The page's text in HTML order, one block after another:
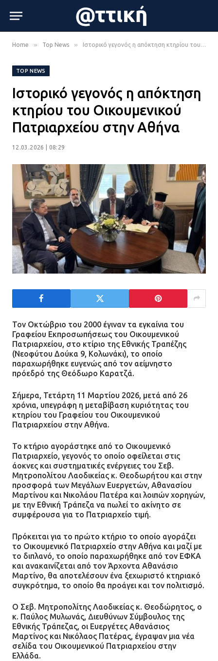
Home » Top News » Ιστορικό γεγονός η απόκτηση κτηρίου του Οικουμενικού Πατριαρχείου στην Αθήνα
TOP NEWS
Ιστορικό γεγονός η απόκτηση
κτηρίου του Οικουμενικού
Πατριαρχείου στην Αθήνα
12.03.2026 | 08:29
Τον Οκτώβριο του 2000 έγιναν τα εγκαίνια του
Γραφείου Εκπροσωπήσεως του Οικουμενικού
Πατριαρχείου, στο κτίριο της Εθνικής Τραπέζης
(Νεοφύτου Δούκα 9, Κολωνάκι), το οποίο
παραχωρήθηκε ευγενώς από τον αείμνηστο
πρόεδρό της Θεόδωρο Καρατζά.
Σήμερα, Τετάρτη 11 Μαρτίου 2026, μετά από 26
χρόνια, υπεγράφη η μεταβίβαση κυριότητας του
κτηρίου του Γραφείου του Οικουμενικού
Πατριαρχείου στην Αθήνα.
Το κτήριο αγοράστηκε από το Οικουμενικό
Πατριαρχείο, γεγονός το οποίο οφείλεται στις
άοκνες και συστηματικές ενέργειες του Σεβ.
Μητροπολίτου Λαοδικείας κ. Θεοδωρήτου και στην
προσφορά των Μεγάλων Ευεργετών, Αθανασίου
Μαρτίνου και Νικολάου Πατέρα και λοιπών χορηγών,
με την Εθνική Τράπεζα να πωλεί το ακίνητο σε
συμφέρουσα για το Πατριαρχείο τιμή.
Πρόκειται για το πρώτο κτήριο το οποίο αγοράζει
το Οικουμενικό Πατριαρχείο στην Αθήνα και μαζί με
το διπλανό, το οποίο παραχωρήθηκε από τον ΕΦΚΑ
και ανακαινίζεται από τον Άρχοντα Αθανάσιο
Μαρτίνο, θα αποτελέσουν ένα ξεχωριστό κτηριακό
συγκρότημα, το οποίο θα προάγει και τον πολιτισμό.
Ο Σεβ. Μητροπολίτης Λαοδικείας κ. Θεοδώρητος, ο
κ. Παύλος Μυλωνάς, ∆ιευθύνων Σύµβουλος της
Εθνικής Τράπεζας, οι Ευεργέτες Αθανάσιος
Μαρτίνος και Νικόλαος Πατέρας, έγραψαν μια νέα
σελίδα του Οικουμενικού Πατριαρχείου στην
Ελλάδα.